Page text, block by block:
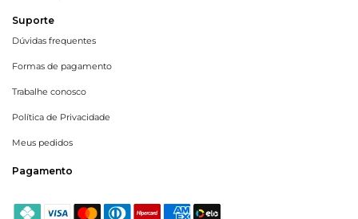
Suporte
Dúvidas frequentes
Formas de pagamento
Trabalhe conosco
Política de Privacidade
Meus pedidos
Pagamento